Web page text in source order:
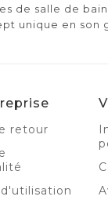
de salle de
unique en son
retour